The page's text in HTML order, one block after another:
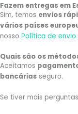
Fazem entregas em
Sim, temos envios
vários países
nosso Política de
Quais são os
Aceitamos
bancárias seguro.
Se tiver mais